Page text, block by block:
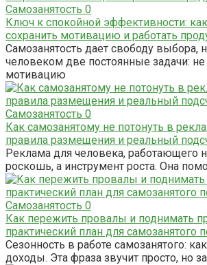
Самозанятость 0
Ключ к спокойной эффективности:
сохранить мотивацию и работать
Самозанятость дает свободу выбора,
человеком две постоянные задачи: не
мотивацию
Самозанятость 0
Как самозанятому не потонуть в
правила размещения и реальный
Реклама для человека, работающего
роскошь, а инструмент роста. Она
Самозанятость 0
Как пережить провалы и поднимать
практический план для самозанятого
Сезонность в работе самозанятого:
доходы. Эта фраза звучит просто, но